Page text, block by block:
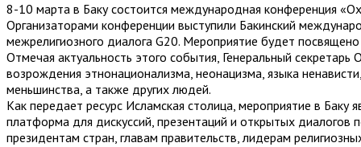
8-10 марта в Баку состоится международная конференция
Организаторами конференции выступили Бакинский
межрелигиозного диалога G20. Мероприятие будет
Отмечая актуальность этого события, Генеральный
возрождения этнонационализма, неонацизма, языка
меньшинства, а также других людей.
Как передает ресурс Исламская столица, мероприятие в
платформа для дискуссий, презентаций и открытых
президентам стран, главам правительств, лидерам